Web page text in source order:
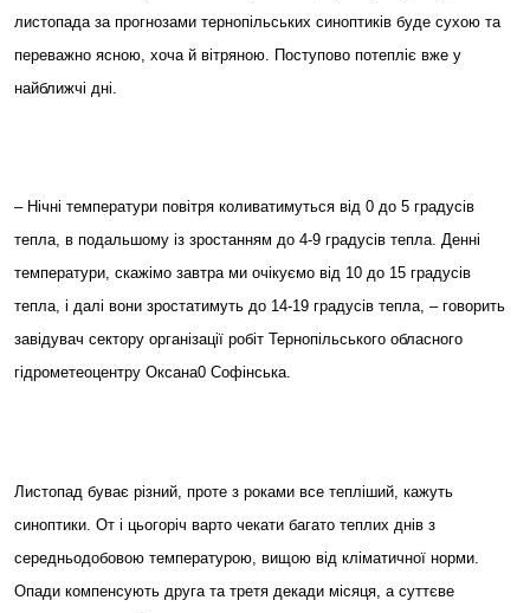
листопада за прогнозами тернопільських синоптиків буде сухою та
переважно ясною, хоча й вітряною. Поступово потепліє вже у
найближчі дні.
– Нічні температури повітря коливатимуться від 0 до 5 градусів
тепла, в подальшому із зростанням до 4-9 градусів тепла. Денні
температури, скажімо завтра ми очікуємо від 10 до 15 градусів
тепла, і далі вони зростатимуть до 14-19 градусів тепла, – говорить
завідувач сектору організації робіт Тернопільського обласного
гідрометеоцентру Оксана0 Софінська.
Листопад буває різний, проте з роками все тепліший, кажуть
синоптики. От і цьогоріч варто чекати багато теплих днів з
середньодобовою температурою, вищою від кліматичної норми.
Опади компенсують друга та третя декади місяця, а суттєве